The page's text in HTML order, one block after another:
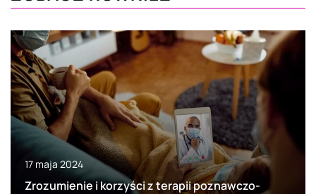
17 maja 2024
Zrozumienie i korzyści z terapii poznawczo-